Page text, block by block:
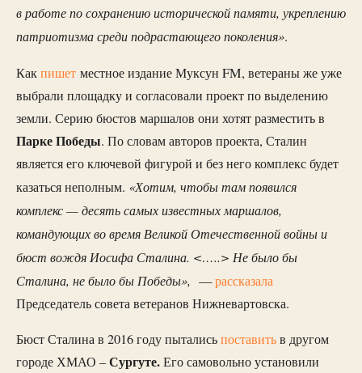
в работе по сохранению исторической памяти, укреплению
патриотизма среди подрастающего поколения».
Какпишет местное издание Муксун FM, ветераны же уже
выбрали площадку и согласовали проект по выделению
земли. Серию бюстов маршалов они хотят разместить в
Парке Победы. По словам авторов проекта, Сталин
является его ключевой фигурой и без него комплекс будет
казаться неполным. «Хотим, чтобы там появился
комплекс — десять самых известных маршалов,
командующих во время Великой Отечественной войны и
бюст вождя Иосифа Сталина. <…..> Не было бы
Сталина, не было бы Победы», —рассказала
Председатель совета ветеранов Нижневартовска.
Бюст Сталина в 2016 году пыталисьпоставитьв другом
городе ХМАО –Сургуте.Его самовольно установили